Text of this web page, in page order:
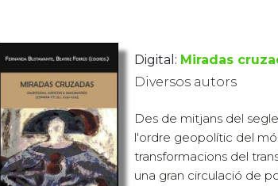
Digital: Miradas
Diversos autors
Des de mitjans del
l'ordre geopolític del
transformacions del
una gran circulació de